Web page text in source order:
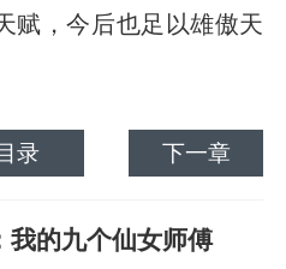
赋，今后也足以雄傲天
录 下一章
我的九个仙女师傅